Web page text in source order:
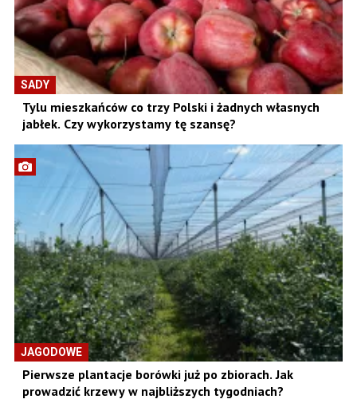
SADY
Tylu mieszkańców co trzy Polski i żadnych własnych
jabłek. Czy wykorzystamy tę szansę?
JAGODOWE
Pierwsze plantacje borówki już po zbiorach. Jak
prowadzić krzewy w najbliższych tygodniach?